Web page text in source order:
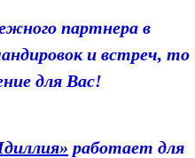
партнера в
и встреч, то
для Вас!
работает для